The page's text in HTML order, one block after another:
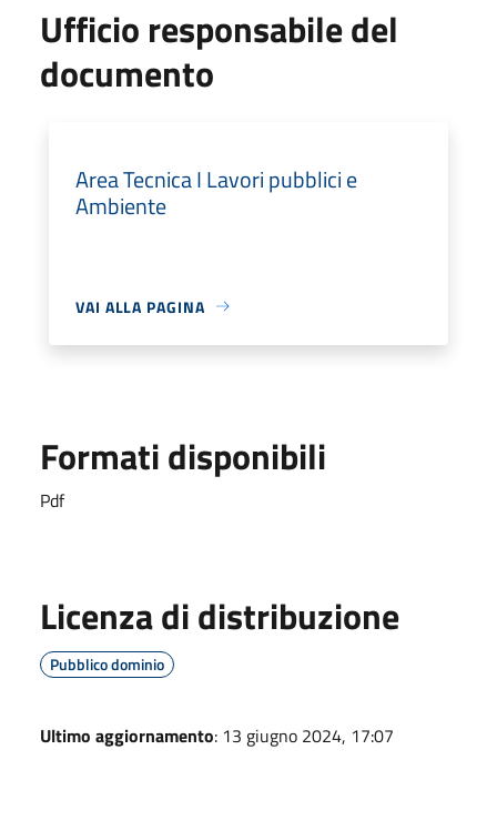
Ufficio responsabile del
documento
Area Tecnica I Lavori pubblici e
Ambiente
VAI ALLA PAGINA
Formati disponibili
Pdf
Licenza di distribuzione
Pubblico dominio
Ultimo aggiornamento: 13 giugno 2024, 17:07